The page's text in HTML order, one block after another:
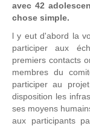
avec 42
chose simple.
l y eut d'abord la
participer aux
premiers contacts
membres du
participer au
disposition les
ses moyens
aux participants